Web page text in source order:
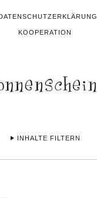
KOOPERATION
INHALTE FILTERN